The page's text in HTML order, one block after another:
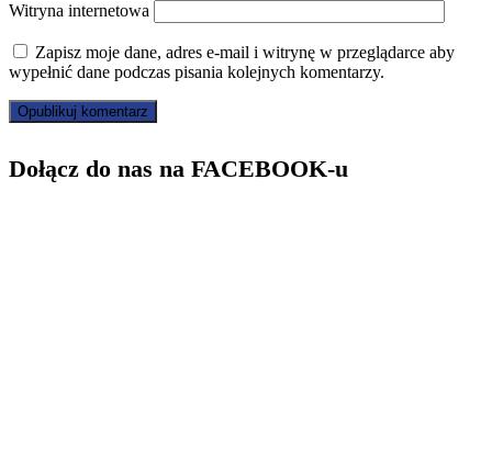
Witryna internetowa
Zapisz moje dane, adres e-mail i witrynę w przeglądarce aby
wypełnić dane podczas pisania kolejnych komentarzy.
Dołącz do nas na FACEBOOK-u